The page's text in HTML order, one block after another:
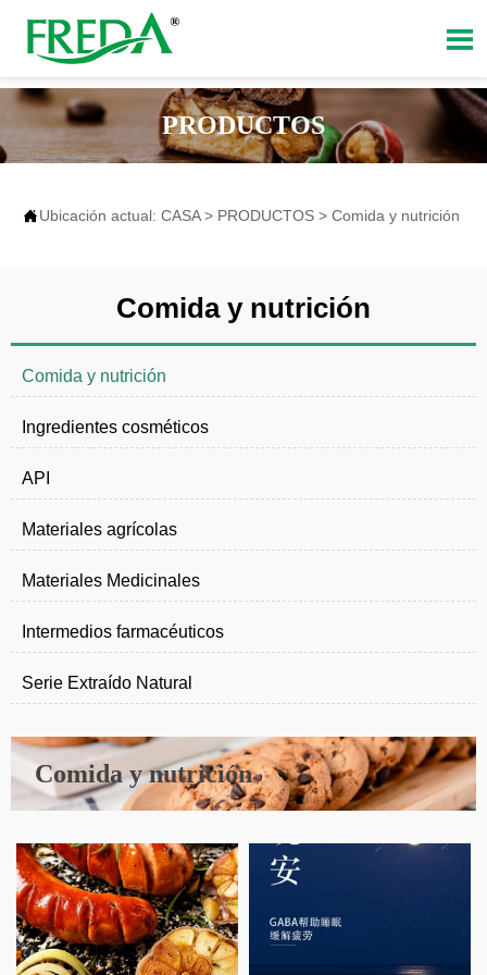

PRODUCTOS
Ubicación actual: CASA> PRODUCTOS > Comida y nutrición
Comida y nutrición
Comida y nutrición
Ingredientes cosméticos
API
Materiales agrícolas
Materiales Medicinales
Intermedios farmacéuticos
Serie Extraído Natural
Comida y nutrición